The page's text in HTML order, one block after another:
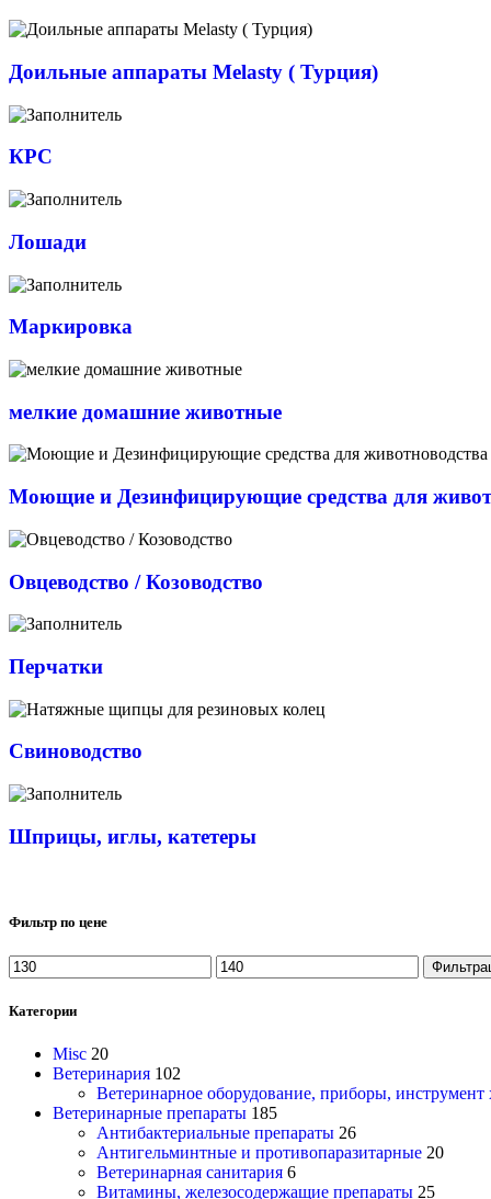
Доильные аппараты Melasty ( Турция)
КРС
Лошади
Маркировка
мелкие домашние животные
Моющие и Дезинфицирующие средства для
Овцеводство / Козоводство
Перчатки
Свиноводство
Шприцы, иглы, катетеры
Фильтр по цене
Категории
Misc 20
Ветеринария 102
Ветеринарное оборудование, приборы, инструмент
Ветеринарные препараты 185
Антибактериальные препараты 26
Антигельминтные и противопаразитарные 20
Ветеринарная санитария 6
Витамины, железосодержащие препараты 25